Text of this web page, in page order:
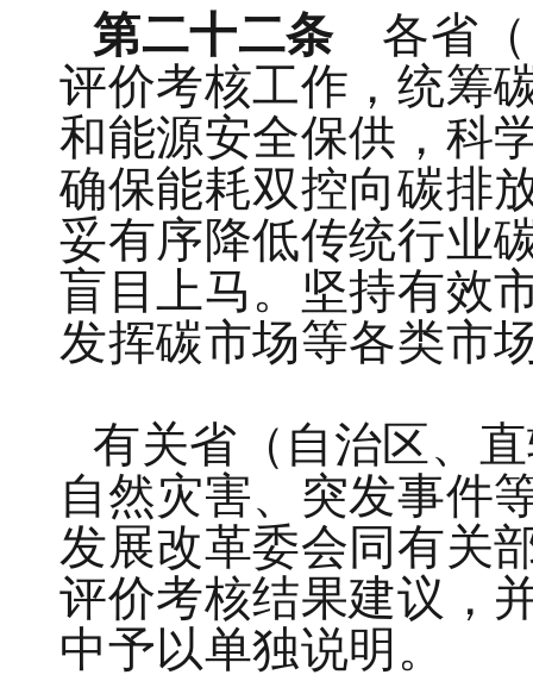
第二十二条各省（
评价考核工作，统筹
和能源安全保供，科
确保能耗双控向碳排
妥有序降低传统行业
盲目上马。坚持有效
发挥碳市场等各类市
有关省（自治区、
自然灾害、突发事件
发展改革委会同有关
评价考核结果建议，
中予以单独说明。